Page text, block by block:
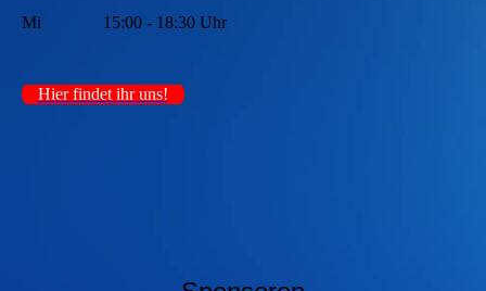
Mi 15:00 - 18:30 Uhr
Hier findet ihr uns!